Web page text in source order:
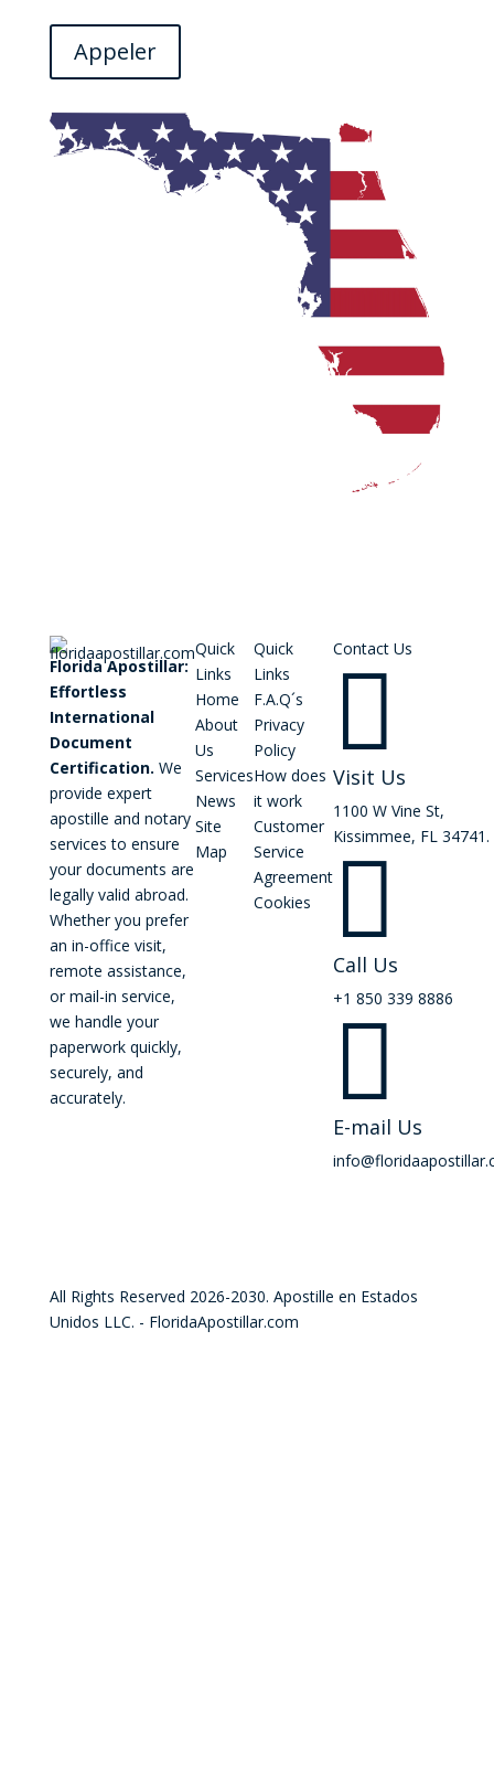
Appeler
Florida Apostillar:
Effortless
International
Document
Certification. We
provide expert
apostille and notary
services to ensure
your documents are
legally valid abroad.
Whether you prefer
an in-office visit,
remote assistance,
or mail-in service,
we handle your
paperwork quickly,
securely, and
accurately.
Quick
Links
Home
About
Us
Services
News
Site
Map
Quick
Links
F.A.Q´s
Privacy
Policy
How does
it work
Customer
Service
Agreement
Cookies
Contact Us

Visit Us
1100 W Vine St,
Kissimmee, FL 34741.

Call Us
+1 850 339 8886

E-mail Us
All Rights Reserved 2026-2030. Apostille en Estados
Unidos LLC. - FloridaApostillar.com